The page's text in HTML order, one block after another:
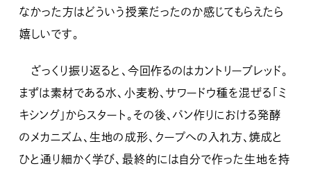
なかった方はどういう授業だったのか感じてもらえたら
嬉しいです。
ざっくり振り返ると、今回作るのはカントリーブレッド。
まずは素材である水、小麦粉、サワードウ種を混ぜる「ミ
キシング」からスタート。その後、パン作りにおける発酵
のメカニズム、生地の成形、クープへの入れ方、焼成と
ひと通り細かく学び、最終的には自分で作った生地を持